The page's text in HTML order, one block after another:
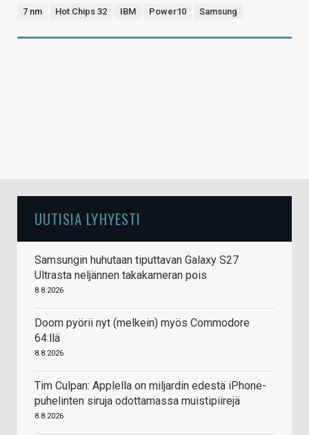
7 nm Hot Chips 32 IBM Power10 Samsung
UUTISIA LYHYESTI
Samsungin huhutaan tiputtavan Galaxy S27
Ultrasta neljännen takakameran pois
8.8.2026
Doom pyörii nyt (melkein) myös Commodore
64:llä
8.8.2026
Tim Culpan: Applella on miljardin edestä iPhone-
puhelinten siruja odottamassa muistipiirejä
8.8.2026